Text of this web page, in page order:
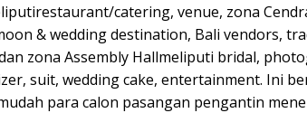
catering, venue, zona
& wedding destination, Bali vendors,
zona Assembly Hallmeliputi bridal,
suit, wedding cake, entertainment. Ini
para calon pasangan pengantin